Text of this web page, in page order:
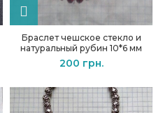
Браслет чешское стекло и
натуральный рубин 10*6 мм
200 грн.